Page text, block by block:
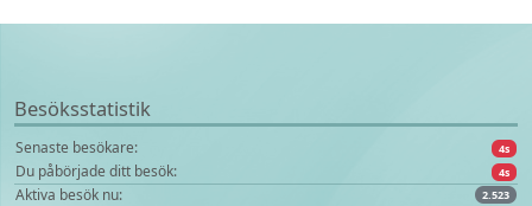
Besöksstatistik
Senaste besökare: 4s
Du påbörjade ditt besök: 4s
Aktiva besök nu: 2.523